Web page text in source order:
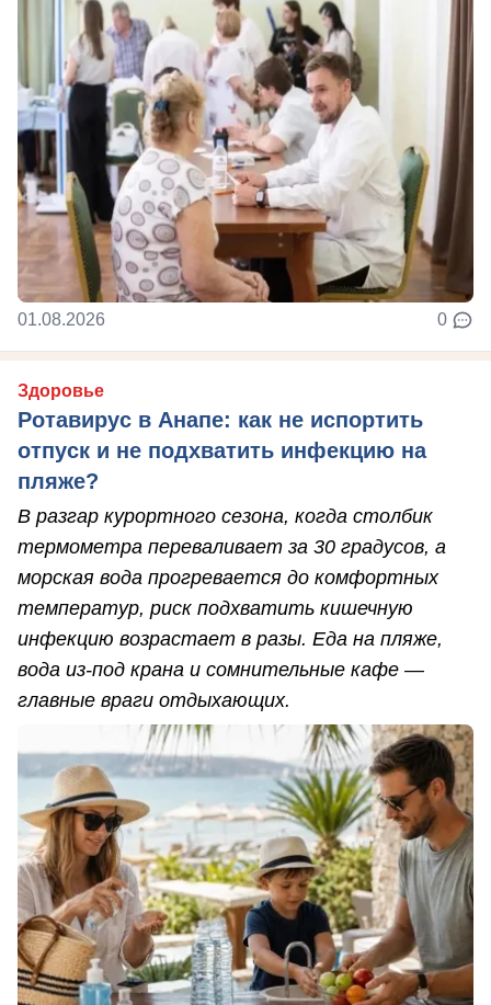
01.08.2026 0
Здоровье
Ротавирус в Анапе: как не испортить
отпуск и не подхватить инфекцию на
пляже?
В разгар курортного сезона, когда столбик
термометра переваливает за 30 градусов, а
морская вода прогревается до комфортных
температур, риск подхватить кишечную
инфекцию возрастает в разы. Еда на пляже,
вода из-под крана и сомнительные кафе —
главные враги отдыхающих.